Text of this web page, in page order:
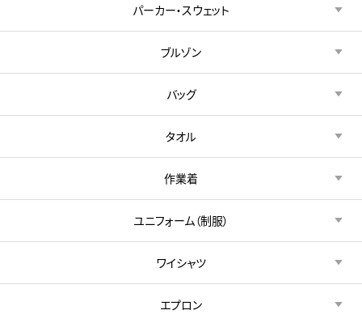
パーカー・スウェット
ブルゾン
バッグ
タオル
作業着
ユニフォーム（制服）
ワイシャツ
エプロン